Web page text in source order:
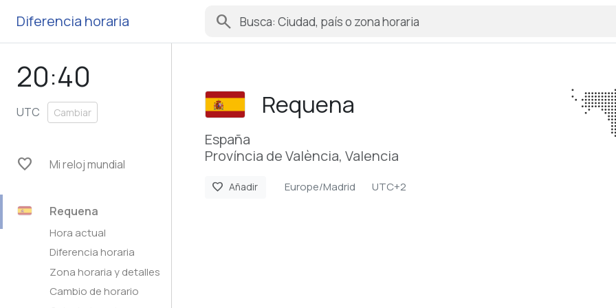
Diferencia horaria search
20:40
UTC Cambiar
favorite Mi reloj mundial
Requena
Hora actual
Diferencia horaria
Zona horaria y detalles
Cambio de horario
Requena
España
Província de València, Valencia
favorite Añadir Europe/Madrid UTC+2